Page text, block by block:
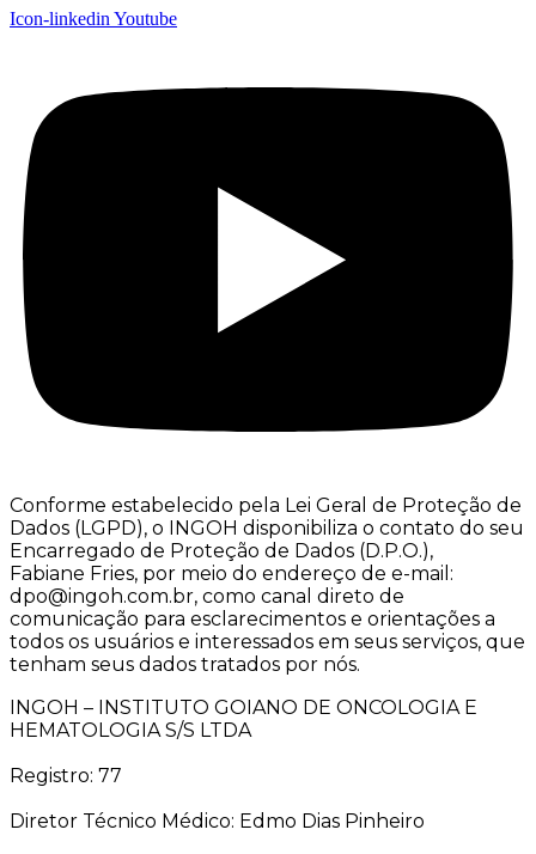
Icon-linkedin Youtube
Conforme estabelecido pela Lei Geral de Proteção de
Dados (LGPD), o INGOH disponibiliza o contato do seu
Encarregado de Proteção de Dados (D.P.O.),
Fabiane Fries, por meio do endereço de e-mail:
dpo@ingoh.com.br, como canal direto de
comunicação para esclarecimentos e orientações a
todos os usuários e interessados em seus serviços, que
tenham seus dados tratados por nós.
INGOH – INSTITUTO GOIANO DE ONCOLOGIA E
HEMATOLOGIA S/S LTDA
Registro: 77
Diretor Técnico Médico: Edmo Dias Pinheiro